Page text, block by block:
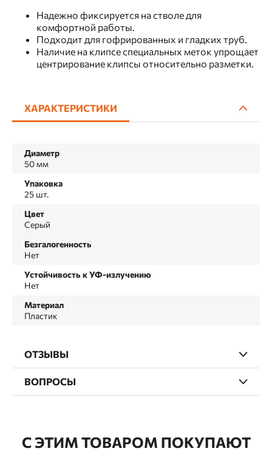
Надежно фиксируется на стволе для
комфортной работы.
Подходит для гофрированных и гладких труб.
Наличие на клипсе специальных меток упрощает
центрирование клипсы относительно разметки.
ХАРАКТЕРИСТИКИ
Диаметр
50 мм
Упаковка
25 шт.
Цвет
Серый
Безгалогенность
Нет
Устойчивость к УФ-излучению
Нет
Материал
Пластик
ОТЗЫВЫ
ВОПРОСЫ
С ЭТИМ ТОВАРОМ ПОКУПАЮТ